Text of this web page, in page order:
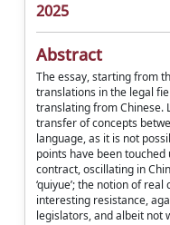
2025
Abstract
The essay, starting from
translations in the legal
translating from Chinese.
transfer of concepts
language, as it is not
points have been
contract, oscillating in
‘quiyue’; the notion of
interesting resistance,
legislators, and albeit not